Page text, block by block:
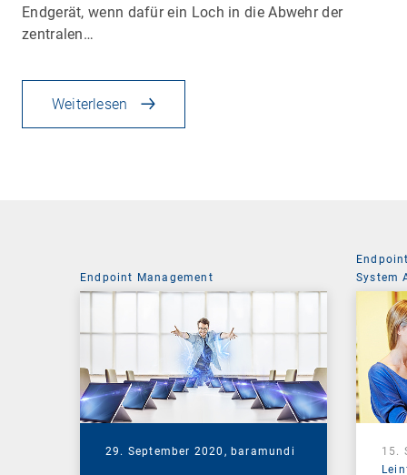
Endgerät, wenn dafür ein Loch in die Abwehr der
zentralen…
Weiterlesen
Endpoint Management
29. September 2020, baramundi
System
15.